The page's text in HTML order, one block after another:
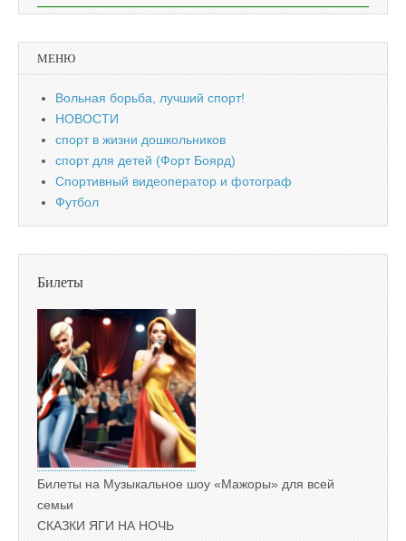
МЕНЮ
Вольная борьба, лучший спорт!
НОВОСТИ
спорт в жизни дошкольников
спорт для детей (Форт Боярд)
Спортивный видеоператор и фотограф
Футбол
Билеты
Билеты на Музыкальное шоу «Мажоры» для всей
семьи
СКАЗКИ ЯГИ НА НОЧЬ